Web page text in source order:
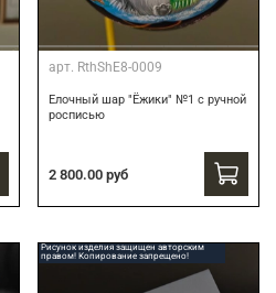
арт. RthShE8-0009
Елочный шар "Ёжики" №1 с ручной
росписью
2 800.00 руб
Рисунок изделия защищен авторским
правом! Копирование запрещено!